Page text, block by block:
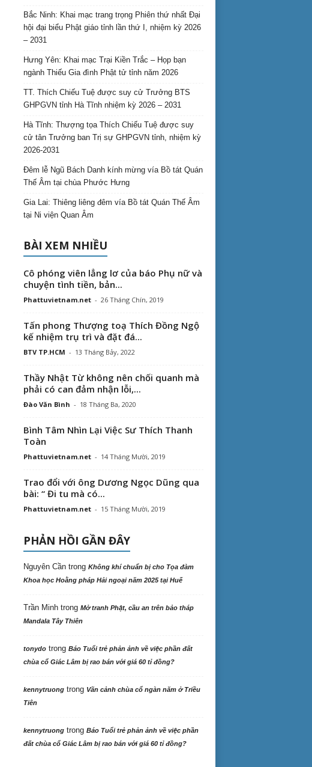
Bắc Ninh: Khai mạc trang trọng Phiên thứ nhất Đại
hội đại biểu Phật giáo tỉnh lần thứ I, nhiệm kỳ 2026
– 2031
Hưng Yên: Khai mạc Trại Kiền Trắc – Họp bạn
ngành Thiếu Gia đình Phật tử tỉnh năm 2026
TT. Thích Chiếu Tuệ được suy cử Trưởng BTS
GHPGVN tỉnh Hà Tĩnh nhiệm kỳ 2026 – 2031
Hà Tĩnh: Thượng tọa Thích Chiếu Tuệ được suy
cử tân Trưởng ban Trị sự GHPGVN tỉnh, nhiệm kỳ
2026-2031
Đêm lễ Ngũ Bách Danh kính mừng vía Bồ tát Quán
Thế Âm tại chùa Phước Hưng
Gia Lai: Thiêng liêng đêm vía Bồ tát Quán Thế Âm
tại Ni viện Quan Âm
BÀI XEM NHIỀU
Cô phóng viên lẳng lơ của báo Phụ nữ và
chuyện tình tiền, bản...
Phattuvietnam.net - 26 Tháng Chín, 2019
Tấn phong Thượng toạ Thích Đồng Ngộ
kế nhiệm trụ trì và đặt đá...
BTV TP.HCM - 13 Tháng Bảy, 2022
Thầy Nhật Từ không nên chối quanh mà
phải có can đảm nhận lỗi,...
Đào Văn Bình - 18 Tháng Ba, 2020
Bình Tâm Nhìn Lại Việc Sư Thích Thanh
Toàn
Phattuvietnam.net - 14 Tháng Mười, 2019
Trao đổi với ông Dương Ngọc Dũng qua
bài: “ Đi tu mà có...
Phattuvietnam.net - 15 Tháng Mười, 2019
PHẢN HỒI GẦN ĐÂY
Nguyên Cầntrong Không khí chuẩn bị cho Tọa đàm
Khoa học Hoằng pháp Hải ngoại năm 2025 tại Huế
Trần Minhtrong Mở tranh Phật, cầu an trên bảo tháp
Mandala Tây Thiên
tonydotrong Báo Tuổi trẻ phản ảnh về việc phần đất
chùa cổ Giác Lâm bị rao bán với giá 60 tỉ đồng?
kennytruongtrong Vãn cảnh chùa cổ ngàn năm ở Triều
Tiên
kennytruongtrong Báo Tuổi trẻ phản ảnh về việc phần
đất chùa cổ Giác Lâm bị rao bán với giá 60 tỉ đồng?